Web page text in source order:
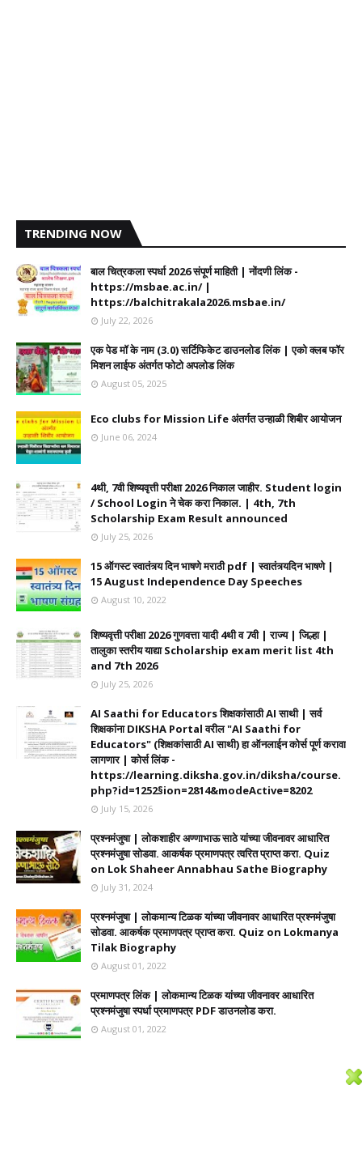
TRENDING NOW
बाल चित्रकला स्पर्धा 2026 संपूर्ण माहिती | नोंदणी लिंक -
https://msbae.ac.in/ |
https://balchitrakala2026.msbae.in/
July 22, 2026
एक पेड मॉ के नाम (3.0) सर्टिफिकेट डाउनलोड लिंक | एको क्लब फॉर
मिशन लाईफ अंतर्गत फोटो अपलोड लिंक
August 05, 2025
Eco clubs for Mission Life अंतर्गत उन्हाळी शिबीर आयोजन
June 06, 2024
4थी, 7वी शिष्यवृत्ती परीक्षा 2026 निकाल जाहीर. Student login
/ School Login ने चेक करा निकाल. | 4th, 7th
Scholarship Exam Result announced
July 25, 2026
15 ऑगस्ट स्वातंत्र्य दिन भाषणे मराठी pdf | स्वातंत्र्यदिन भाषणे |
15 August Independence Day Speeches
August 10, 2022
शिष्यवृत्ती परीक्षा 2026 गुणवत्ता यादी 4थी व 7वी | राज्य | जिल्हा |
तालुका स्तरीय याद्या Scholarship exam merit list 4th
and 7th 2026
July 25, 2026
AI Saathi for Educators शिक्षकांसाठी AI साथी | सर्व
शिक्षकांना DIKSHA Portal वरील "AI Saathi for
Educators" (शिक्षकांसाठी AI साथी) हा ऑनलाईन कोर्स पूर्ण करावा
लागणार | कोर्स लिंक -
https://learning.diksha.gov.in/diksha/course.
php?id=1252§ion=2814&modeActive=8202
July 15, 2026
प्रश्नमंजुषा | लोकशाहीर अण्णाभाऊ साठे यांच्या जीवनावर आधारित
प्रश्नमंजुषा सोडवा. आकर्षक प्रमाणपत्र त्वरित प्राप्त करा. Quiz
on Lok Shaheer Annabhau Sathe Biography
July 31, 2024
प्रश्नमंजुषा | लोकमान्य टिळक यांच्या जीवनावर आधारित प्रश्नमंजुषा
सोडवा. आकर्षक प्रमाणपत्र प्राप्त करा. Quiz on Lokmanya
Tilak Biography
August 01, 2022
प्रमाणपत्र लिंक | लोकमान्य टिळक यांच्या जीवनावर आधारित
प्रश्नमंजुषा स्पर्धा प्रमाणपत्र PDF डाउनलोड करा.
August 01, 2022